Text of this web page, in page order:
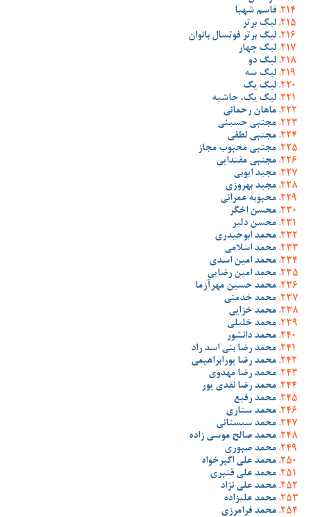
قاسم شهبا
لیگ برتر
لیگ برتر فوتسال بانوان
لیگ چهار
لیگ دو
لیگ سه
لیگ یک
لیگ یک، حاشیه
ماهان رحمانی
مجتبی حسینی
مجتبی لطفی
مجتبی محبوب مجاز
مجتبی مقتدایی
مجید ایوبی
مجید بهروزی
محبوبه عمرانی
محسن اخگر
محسن دلیر
محمد ابوحیدری
محمد اسلامی
محمد امین اسدی
محمد امین رضایی
محمد حسین مهرآزما
محمد خدمتی
محمد خزایی
محمد خلیلی
محمد دانشور
محمد رضا بنی اسد راد
محمد رضا پورابراهیمی
محمد رضا مهدوی
محمد رضا نقدی پور
محمد رفیع
محمد ستاری
محمد سیستانی
محمد صالح موسی زاده
محمد صبوری
محمد علی اکبرخواه
محمد علی قنبری
محمد علی نژاد
محمد علیزاده
محمد فرامرزی